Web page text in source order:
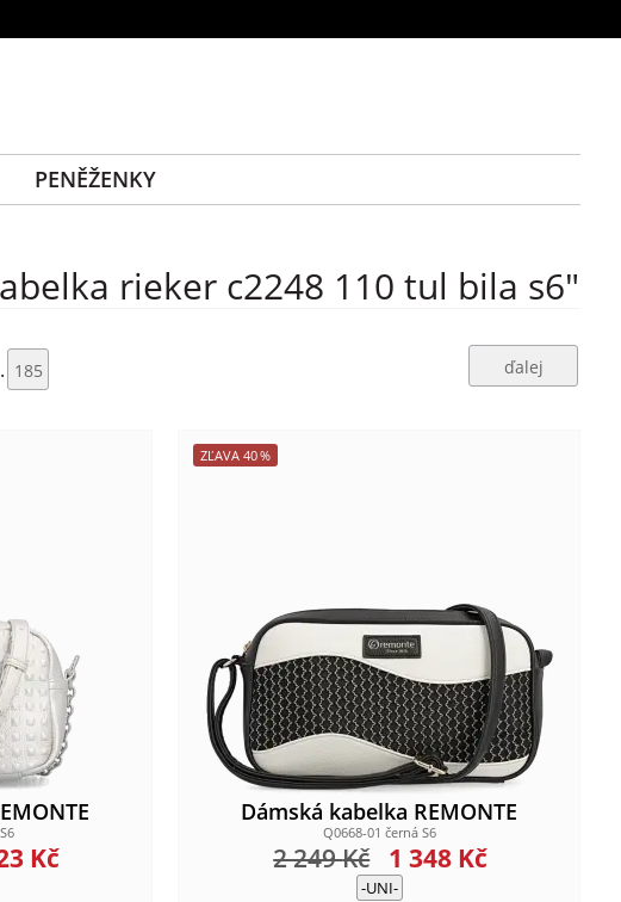
rieker c2248 110 tul bila s6"
185 ďalej
Kč
ZĽAVA 40%
Dámská kabelka REMONTE
Q0668-01 černá S6
1 348 Kč
2 249Kč
-UNI-
PENĚŽENKY